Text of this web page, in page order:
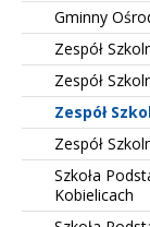
Gminny
Zespół
Zespół
Zespół
Zespół
Szkoła
Kobielicach